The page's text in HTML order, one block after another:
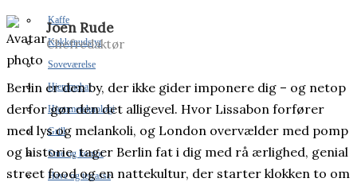
Kaffe
Køkkenudstyr
Soveværelse
Hjemmebar
Hjemmeteknologi
Grill
Stue og kontor
Have og terrasse
Joen Rude
Chefredaktør
Berlin er den by, der ikke gider imponere dig – og netop
derfor gør den det alligevel. Hvor Lissabon forfører
med lys og melankoli, og London overvælder med pomp
og historie, tager Berlin fat i dig med rå ærlighed, genial
street food og en nattekultur, der starter klokken to om